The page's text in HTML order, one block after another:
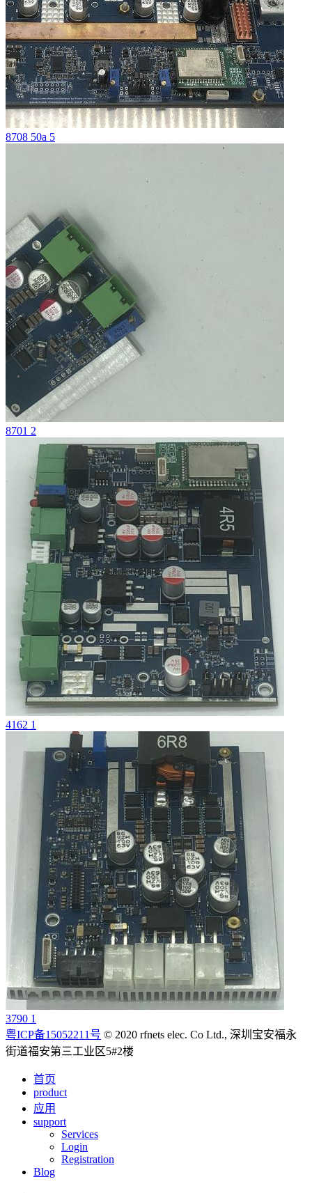
8708 50a 5
8701 2
4162 1
3790 1
粤ICP备15052211号 © 2020 rfnets elec. Co Ltd., 深圳宝安福永
街道福安第三工业区5#2楼
首页
product
应用
support
Services
Login
Registration
Blog